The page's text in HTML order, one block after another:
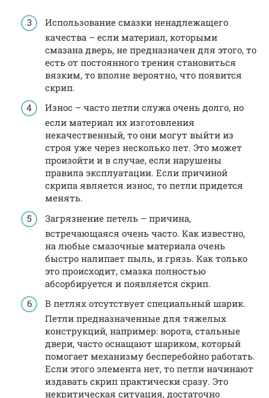
Использование смазки ненадлежащего
качества – если материал, которыми
смазана дверь, не предназначен для этого, то
есть от постоянного трения становиться
вязким, то вполне вероятно, что появится
скрип.
Износ – часто петли служа очень долго, но
если материал их изготовления
некачественный, то они могут выйти из
строя уже через несколько лет. Это может
произойти и в случае, если нарушены
правила эксплуатации. Если причиной
скрипа является износ, то петли придется
менять.
Загрязнение петель – причина,
встречающаяся очень часто. Как известно,
на любые смазочные материала очень
быстро налипает пыль, и грязь. Как только
это происходит, смазка полностью
абсорбируется и появляется скрип.
В петлях отсутствует специальный шарик.
Петли предназначенные для тяжелых
конструкций, например: ворота, стальные
двери, часто оснащают шариком, который
помогает механизму бесперебойно работать.
Если этого элемента нет, то петли начинают
издавать скрип практически сразу. Это
некритическая ситуация, достаточно